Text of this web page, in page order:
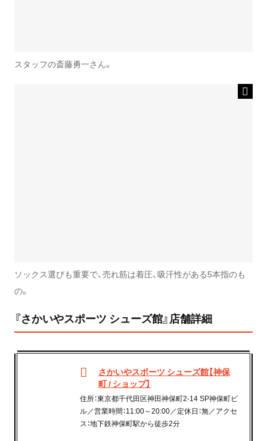
スタッフの斎藤勇一さん。
ソックス選びも重要で、売れ筋は着圧、吸汗性がある5本指のも
の。
『さかいやスポーツ シューズ館』店舗詳細
さかいやスポーツ シューズ館【神保
町 / ショップ】
住所：東京都千代田区神田神保町2-14 SP神保町ビ
ル／営業時間：11:00～20:00／定休日：無／アクセ
ス：地下鉄神保町駅から徒歩2分